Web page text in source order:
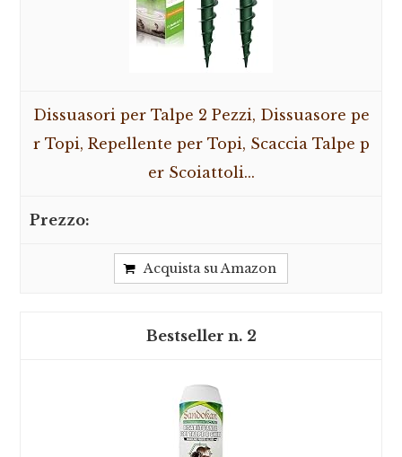
Dissuasori per Talpe 2 Pezzi, Dissuasore pe
r Topi, Repellente per Topi, Scaccia Talpe p
er Scoiattoli...
Acquista su Amazon
2